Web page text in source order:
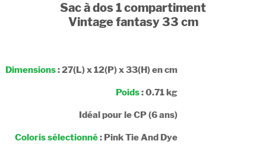
Sac à dos 1 compartiment
Vintage fantasy 33 cm
Dimensions: 27(L) x 12(P) x 33(H) en cm
Poids: 0.71 kg
Idéal pour le CP (6 ans)
Coloris sélectionné: Pink Tie And Dye